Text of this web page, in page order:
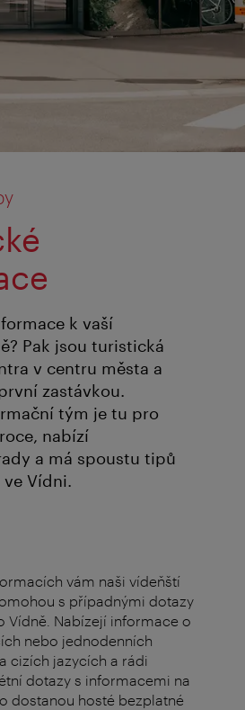
k vaší
Pak jsou turistická
v centru města a
zastávkou.
tým je tu pro
nabízí
a má spoustu tipů
Vídni.
vám naši vídeňští
s případnými dotazy
Vídně. Nabízejí informace o
nebo jednodenních
cizích jazycích a rádi
dotazy s informacemi na
dostanou hosté bezplatné